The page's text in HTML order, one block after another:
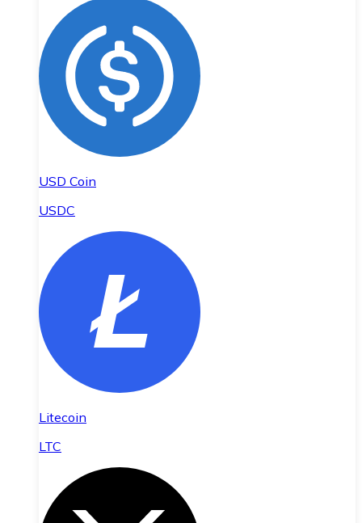
USD Coin
USDC
Litecoin
LTC